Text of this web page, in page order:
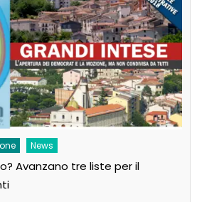
News
Avanzano tre liste per il